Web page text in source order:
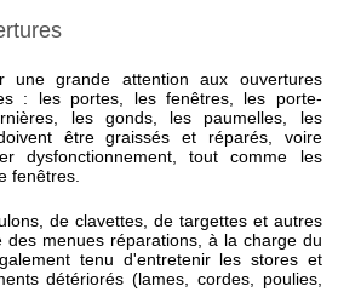
une grande attention aux ouvertures
: les portes, les fenêtres, les porte-
les gonds, les paumelles, les
être graissés et réparés, voire
dysfonctionnement, tout comme les
fenêtres.
de clavettes, de targettes et autres
des menues réparations, à la charge du
tenu d'entretenir les stores et
détériorés (lames, cordes, poulies,